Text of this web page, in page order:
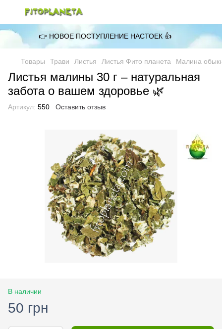
👉 НОВОЕ ПОСТУПЛЕНИЕ НАСТОЕК 👍
Товары Трави Листья Листья Фито планета Малина
Листья малины 30 г – натуральная
забота о вашем здоровье 🌿
Артикул: 550 Оставить отзыв
В наличии
50 грн